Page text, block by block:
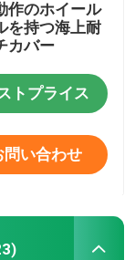
作のホイール
を持つ海上耐
カバー
トプライス
問い合わせ